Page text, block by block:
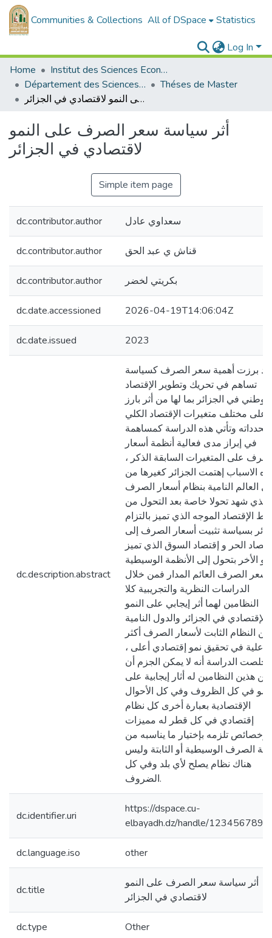
Communities & Collections All of DSpace Statistics
Log In
Home
Institut des Sciences Economiques, Commerciales et des Sciences de Gestion
Département des Sciences Economiques
Théses de Master
أثر سياسة سعر الصرف على النمو لاقتصادي في الجزائر
أثر سياسة سعر الصرف على النمو
لاقتصادي في الجزائر
Simple item page
dc.contributor.author سعداوي عادل
dc.contributor.author قناش ي عبد الحق
dc.contributor.author بكريتي لخضر
dc.date.accessioned 2026-04-19T14:06:04Z
dc.date.issued 2023
dc.description.abstract
برزت أهمية سعر الصرف كسياسة
تساهم في تحريك وتطوير الإقتصاد
الوطني في الجزائر بما لها من أثر بارز
على مختلف متغيرات الإقتصاد الكلي
وتأتي هذه الدراسة كمساهمة
في إبراز مدى فعالية أنظمة أسعار
على المتغيرات السابقة الذكر ،
الاسباب إهتمت الجزائر كغيرها من
العالم النامية بنظام أسعار الصرف
الذي شهد تحولا خاصة بعد التحول من
الإقتصاد الموجه الذي تميز بالتزام
بسياسة تثبيت أسعار الصرف إلى
الحر و إقتصاد السوق الذي تميز
هو الأخر بتحول إلى الأنظمة الوسيطية
وسعر الصرف العائم المدار فمن خلال
الدراسات النظرية والتجريبية كلا
النظامين لهما أثر إيجابي على النمو
الإقتصادي في الجزائر والدول النامية
النظام الثابت لأسعار الصرف أكثر
فاعلية في تحقيق نمو إقتصادي أعلى ،
خلصت الدراسة أنه لا يمكن الجزم أن
هذين النظامين له أثار إيجابية على
في كل الظروف وفي كل الأحوال
الإقتصادية بعبارة أخرى كل نظام
إقتصادي في كل قطر له مميزات
وخصائص تلزمه بإختيار ما يناسبه من
الصرف الوسيطية أو الثابتة وليس
هناك نظام يصلح لأي بلد وفي كل
الضروف.
dc.identifier.uri
https://dspace.cu-
elbayadh.dz/handle/123456789/
dc.language.iso other
dc.title
أثر سياسة سعر الصرف على النمو
لاقتصادي في الجزائر
dc.type Other